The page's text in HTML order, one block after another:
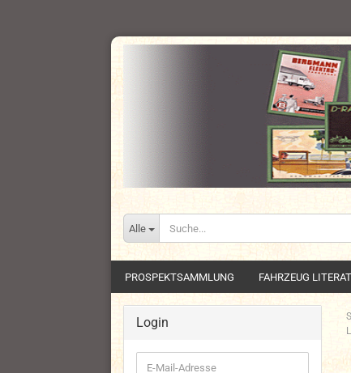
Alle
PROSPEKTSAMMLUNG FAHRZEUG
Login
E-